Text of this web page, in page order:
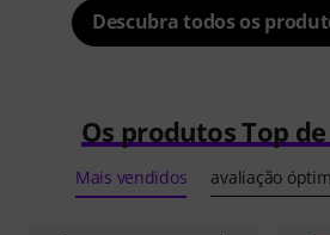
Descubra todos os
Os produtos Top
Mais vendidos avaliação